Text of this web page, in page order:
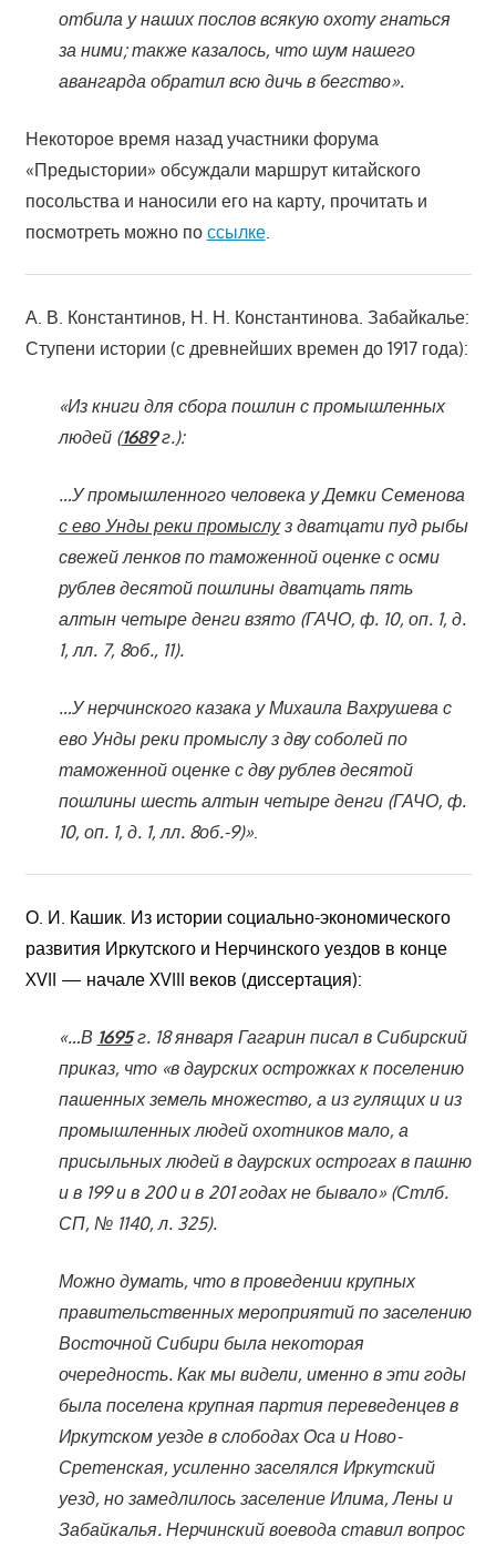
отбила у наших послов всякую охоту гнаться
за ними; также казалось, что шум нашего
авангарда обратил всю дичь в бегство».
Некоторое время назад участники форума
«Предыстории» обсуждали маршрут китайского
посольства и наносили его на карту, прочитать и
посмотреть можно по ссылке.
А. В. Константинов, Н. Н. Константинова. Забайкалье:
Ступени истории (с древнейших времен до 1917 года):
«Из книги для сбора пошлин с промышленных
людей (1689г.):
…У промышленного человека у Демки Семенова
с ево Унды реки промыслуз дватцати пуд рыбы
свежей ленков по таможенной оценке с осми
рублев десятой пошлины дватцать пять
алтын четыре денги взято (ГАЧО, ф. 10, оп. 1, д.
1, лл. 7, 8об., 11).
…У нерчинского казака у Михаила Вахрушева с
ево Унды реки промыслу з дву соболей по
таможенной оценке с дву рублев десятой
пошлины шесть алтын четыре денги (ГАЧО, ф.
10, оп. 1, д. 1, лл. 8об.-9)».
О. И. Кашик. Из истории социально-экономического
развития Иркутского и Нерчинского уездов в конце
XVII — начале XVIII веков (диссертация):
«…В 1695г. 18 января Гагарин писал в Сибирский
приказ, что «в даурских острожках к поселению
пашенных земель множество, а из гулящих и из
промышленных людей охотников мало, а
присыльных людей в даурских острогах в пашню
и в 199 и в 200 и в 201 годах не бывало» (Стлб.
СП, № 1140, л. 325).
Можно думать, что в проведении крупных
правительственных мероприятий по заселению
Восточной Сибири была некоторая
очередность. Как мы видели, именно в эти годы
была поселена крупная партия переведенцев в
Иркутском уезде в слободах Оса и Ново-
Сретенская, усиленно заселялся Иркутский
уезд, но замедлилось заселение Илима, Лены и
Забайкалья. Нерчинский воевода ставил вопрос